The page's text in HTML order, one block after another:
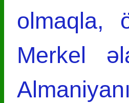
olmaqla,
Merkel